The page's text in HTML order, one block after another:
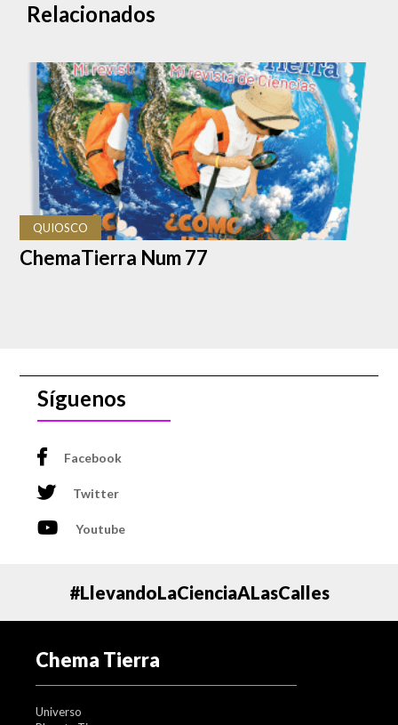
Relacionados
QUIOSCO
ChemaTierra Num 77
Síguenos
Facebook
Twitter
Youtube
#LlevandoLaCienciaALasCalles
Chema Tierra
Universo